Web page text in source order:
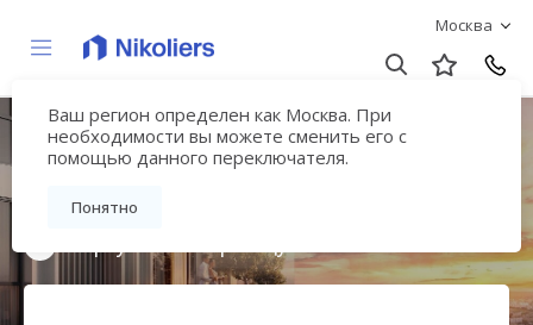
Москва
Ваш регион определен как Москва. При
необходимости вы можете сменить его с
помощью данного переключателя.
Понятно
Мультиквартал
«ВЕЕР»